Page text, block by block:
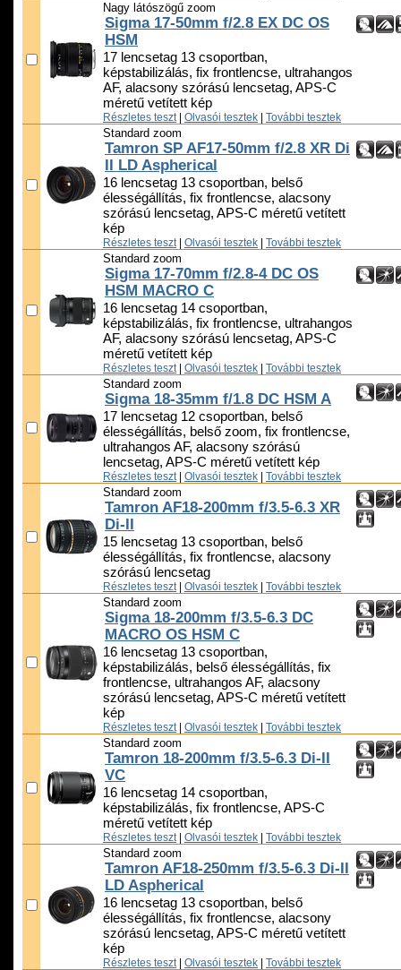
Nagy látószögű zoom
Sigma 17-50mm f/2.8 EX DC OS
HSM
17 lencsetag 13 csoportban,
képstabilizálás, fix frontlencse, ultrahangos
AF, alacsony szórású lencsetag, APS-C
méretű vetített kép
Részletes teszt Olvasói tesztek További tesztek
Standard zoom
Tamron SP AF17-50mm f/2.8 XR Di
II LD Aspherical
16 lencsetag 13 csoportban, belső
élességállítás, fix frontlencse, alacsony
szórású lencsetag, APS-C méretű vetített
kép
Részletes teszt Olvasói tesztek További tesztek
Standard zoom
Sigma 17-70mm f/2.8-4 DC OS
HSM MACRO C
16 lencsetag 14 csoportban,
képstabilizálás, fix frontlencse, ultrahangos
AF, alacsony szórású lencsetag, APS-C
méretű vetített kép
Részletes teszt Olvasói tesztek További tesztek
Standard zoom
Sigma 18-35mm f/1.8 DC HSM A
17 lencsetag 12 csoportban, belső
élességállítás, belső zoom, fix frontlencse,
ultrahangos AF, alacsony szórású
lencsetag, APS-C méretű vetített kép
Részletes teszt Olvasói tesztek További tesztek
Standard zoom
Tamron AF18-200mm f/3.5-6.3 XR
Di-II
15 lencsetag 13 csoportban, belső
élességállítás, fix frontlencse, alacsony
szórású lencsetag
Részletes teszt Olvasói tesztek További tesztek
Standard zoom
Sigma 18-200mm f/3.5-6.3 DC
MACRO OS HSM C
16 lencsetag 13 csoportban,
képstabilizálás, belső élességállítás, fix
frontlencse, ultrahangos AF, alacsony
szórású lencsetag, APS-C méretű vetített
kép
Részletes teszt Olvasói tesztek További tesztek
Standard zoom
Tamron 18-200mm f/3.5-6.3 Di-II
VC
16 lencsetag 14 csoportban,
képstabilizálás, fix frontlencse, APS-C
méretű vetített kép
Részletes teszt Olvasói tesztek További tesztek
Standard zoom
Tamron AF18-250mm f/3.5-6.3 Di-II
LD Aspherical
16 lencsetag 13 csoportban, belső
élességállítás, fix frontlencse, alacsony
szórású lencsetag, APS-C méretű vetített
kép
Részletes teszt Olvasói tesztek További tesztek